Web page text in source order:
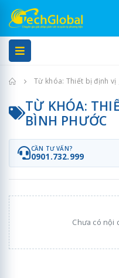
Trang chủTừ khóa: Thiết bị định vị
TỪ KHÓA:
BÌNH PHƯỚC
CẦN TƯ VẤN?
0901.732.999
Chưa có nội